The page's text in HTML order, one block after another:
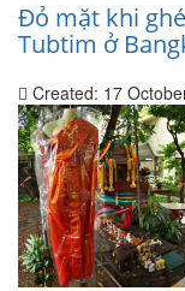
Đỏ mặt khi
Tubtim ở
Created: 17